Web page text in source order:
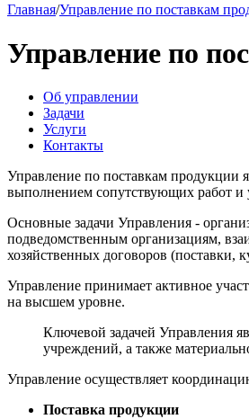
Главная/Управление по поставкам
Управление по
Об управлении
Задачи
Услуги
Контакты
Управление по поставкам продукции
выполнением сопутствующих работ и
Основные задачи Управления -
подведомственным организациям,
хозяйственных договоров (поставки,
Управление принимает активное
на высшем уровне.
Ключевой задачей Управления
учреждений, а также
Управление осуществляет
Поставка продукции